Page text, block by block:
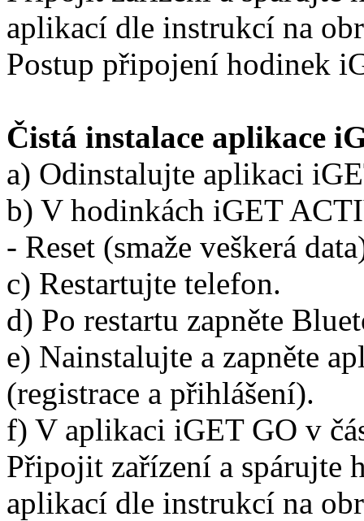
aplikací dle instrukcí na
Postup připojení hodinek
Čistá instalace aplikace
a) Odinstalujte aplikaci
b) V hodinkách iGET
- Reset (smaže veškerá
c) Restartujte telefon.
d) Po restartu zapněte
e) Nainstalujte a zapněte
(registrace a přihlášení).
f) V aplikaci iGET GO v
Připojit zařízení a spárujte
aplikací dle instrukcí na